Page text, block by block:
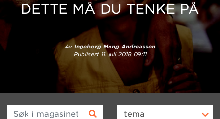
DETTE MÅ DU TENKE PÅ
Av Ingeborg Mong Andreassen
Publisert 11. juli 2018 09:11
Søk i magasinet tema